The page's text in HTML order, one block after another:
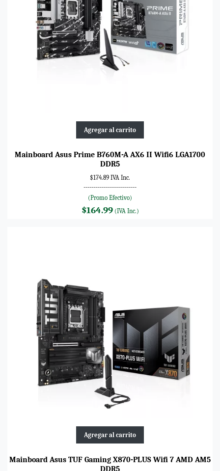
Agregar al carrito
Mainboard Asus Prime B760M-A AX6 II Wifi6 LGA1700
DDR5
$174.89 IVA Inc.
---------------------------
(Promo Efectivo)
$164.99(IVA Inc.)
Agregar al carrito
Mainboard Asus TUF Gaming X870-PLUS Wifi 7 AMD AM5
DDR5